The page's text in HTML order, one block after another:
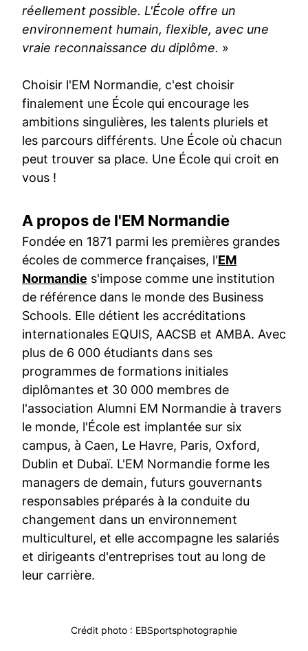
réellement possible. L'École offre un
environnement humain, flexible, avec une
vraie reconnaissance du diplôme. »
Choisir l'EM Normandie, c'est choisir
finalement une École qui encourage les
ambitions singulières, les talents pluriels et
les parcours différents. Une École où chacun
peut trouver sa place. Une École qui croit en
vous !
A propos de l'EM Normandie
Fondée en 1871 parmi les premières grandes
écoles de commerce françaises, l'EM
Normandie s'impose comme une institution
de référence dans le monde des Business
Schools. Elle détient les accréditations
internationales EQUIS, AACSB et AMBA. Avec
plus de 6 000 étudiants dans ses
programmes de formations initiales
diplômantes et 30 000 membres de
l'association Alumni EM Normandie à travers
le monde, l'École est implantée sur six
campus, à Caen, Le Havre, Paris, Oxford,
Dublin et Dubaï. L'EM Normandie forme les
managers de demain, futurs gouvernants
responsables préparés à la conduite du
changement dans un environnement
multiculturel, et elle accompagne les salariés
et dirigeants d'entreprises tout au long de
leur carrière.
Crédit photo : EBSportsphotographie